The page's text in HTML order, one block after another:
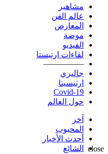
مشاهير
عالم الفن
المعارض
موضة
الفيديو
لقاءات ارتيستا
—————
جاليري
ارتيسيتا
Covid-19
حول العالم
آخر
المحبوب
أحدث الأخبار
الشائع
close